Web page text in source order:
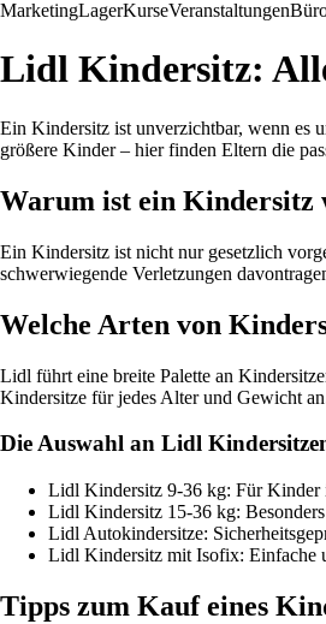
MarketingLagerKurseVeranstaltungen
Lidl Kindersitz:
Ein Kindersitz ist unverzichtbar, wenn es
größere Kinder – hier finden Eltern die
Warum ist ein Kindersitz
Ein Kindersitz ist nicht nur gesetzlich
schwerwiegende Verletzungen
Welche Arten von
Lidl führt eine breite Palette an
Kindersitze für jedes Alter und Gewicht
Die Auswahl an Lidl
Lidl Kindersitz 9-36 kg: Für Kinder
Lidl Kindersitz 15-36 kg:
Lidl Autokindersitze:
Lidl Kindersitz mit Isofix: Einfache
Tipps zum Kauf eines